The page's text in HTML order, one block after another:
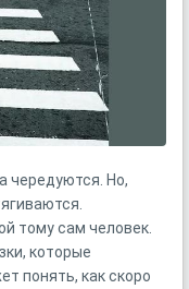
чередуются. Но,
тому сам человек.
которые
понять, как скоро